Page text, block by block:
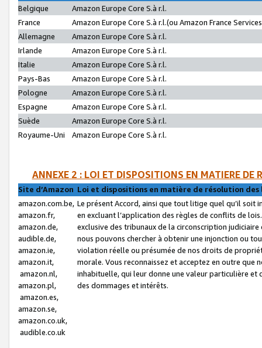
Belgique
Amazon Europe Core S.à r.l.
France
Amazon Europe Core S.à r.l.(ou Amazon France
Allemagne
Amazon Europe Core S.à r.l.
Irlande
Amazon Europe Core S.à r.l.
Italie
Amazon Europe Core S.à r.l.
Pays-Bas
Amazon Europe Core S.à r.l.
Pologne
Amazon Europe Core S.à r.l.
Espagne
Amazon Europe Core S.à r.l.
Suède
Amazon Europe Core S.à r.l.
Royaume-Uni
Amazon Europe Core S.à r.l.
ANNEXE 2 : LOI ET DISPOSITIONS EN MATIERE DE
Site d’Amazon Loi et dispositions en matière de résolution
amazon.com.be,
amazon.fr,
amazon.de,
audible.de,
amazon.ie,
amazon.it,
amazon.nl,
amazon.pl,
amazon.es,
amazon.se,
amazon.co.uk,
audible.co.uk
Le présent Accord, ainsi que tout litige quel qu’il soit
en excluant l’application des règles de conflits de
exclusive des tribunaux de la circonscription
nous pouvons chercher à obtenir une injonction ou
violation réelle ou présumée de nos droits de
morale. Vous reconnaissez et acceptez en outre que
inhabituelle, qui leur donne une valeur particulière
des dommages et intérêts.